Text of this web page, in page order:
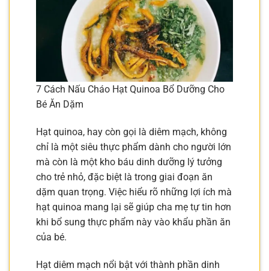
7 Cách Nấu Cháo Hạt Quinoa Bổ Dưỡng Cho
Bé Ăn Dặm
Hạt quinoa, hay còn gọi là diêm mạch, không
chỉ là một siêu thực phẩm dành cho người lớn
mà còn là một kho báu dinh dưỡng lý tưởng
cho trẻ nhỏ, đặc biệt là trong giai đoạn ăn
dặm quan trọng. Việc hiểu rõ những lợi ích mà
hạt quinoa mang lại sẽ giúp cha mẹ tự tin hơn
khi bổ sung thực phẩm này vào khẩu phần ăn
của bé.
Hạt diêm mạch nổi bật với thành phần dinh